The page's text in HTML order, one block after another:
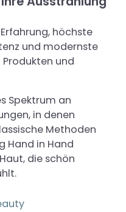
höchste
und modernste
und
Spektrum an
in denen
Methoden
Hand in Hand
die schön